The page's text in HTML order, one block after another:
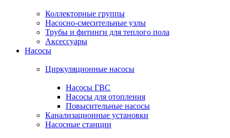
Коллекторные группы
Насосно-смесительные узлы
Трубы и фитинги для теплого пола
Аксессуары
Насосы
Циркуляционные насосы
Насосы ГВС
Насосы для отопления
Повысительные насосы
Канализационные установки
Насосные станции